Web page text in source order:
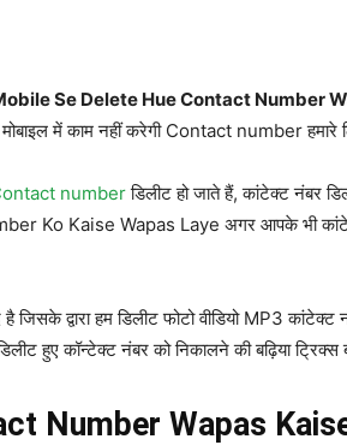
Se Delete Hue Contact Number
में काम नहीं करेगी Contact number हमारे
numberडिलीट हो जाते हैं, कांटेक्ट नंबर
Ko Kaise Wapas Laye अगर आपके भी
जिसके द्वारा हम डिलीट फोटो वीडियो MP3
हुए कॉन्टेक्ट नंबर को निकालने की बढ़िया ट्रिक्स
Number Wapas